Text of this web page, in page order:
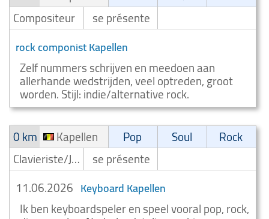
Compositeur
se présente
rock componist Kapellen
Zelf nummers schrijven en meedoen aan
allerhande wedstrijden, veel optreden, groot
worden. Stijl: indie/alternative rock.
0 km
Kapellen Pop Soul
Rock
Clavieriste/Joueur de clavier/Keyboardiste
se présente
11.06.2026 Keyboard Kapellen
Ik ben keyboardspeler en speel vooral pop, rock,